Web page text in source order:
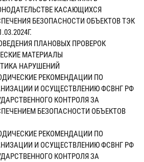
КАСАЮЩИХСЯ
БЕЗОПАСНОСТИ ОБЪЕКТОВ ТЭК
ПЛАНОВЫХ ПРОВЕРОК
МАТЕРИАЛЫ
НАРУШЕНИЙ
РЕКОМЕНДАЦИИ ПО
И ОСУЩЕСТВЛЕНИЮ ФСВНГ РФ
КОНТРОЛЯ ЗА
БЕЗОПАСНОСТИ ОБЪЕКТОВ
РЕКОМЕНДАЦИИ ПО
И ОСУЩЕСТВЛЕНИЮ ФСВНГ РФ
КОНТРОЛЯ ЗА